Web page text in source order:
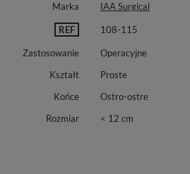
Marka IAA Surgical
REF 108-115
Zastosowanie
Operacyjne
Kształt
Proste
Końce
Ostro-ostre
Rozmiar
< 12 cm